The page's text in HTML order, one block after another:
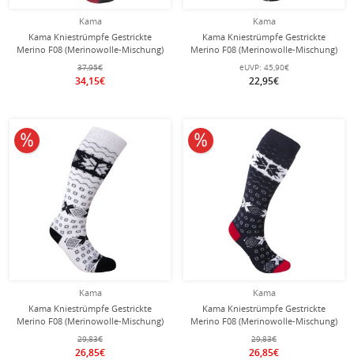
Kama
Kama Kniestrümpfe Gestrickte
Merino F08 (Merinowolle-Mischung)
pink/weiss - 1 Paar
37,95€
34,15€
Kama
Kama Kniestrümpfe Gestrickte
Merino F08 (Merinowolle-Mischung)
graphitgrau - 1 Paar
eUVP: 45,90€
22,95€
Kama
Kama Kniestrümpfe Gestrickte
Merino F08 (Merinowolle-Mischung)
weiss/schwarz - 1 Paar
29,83€
26,85€
10% reduziert
Kama
Kama Kniestrümpfe Gestrickte
Merino F08 (Merinowolle-Mischung)
navyblau/weiss - 1 Paar
29,83€
26,85€
10% reduziert